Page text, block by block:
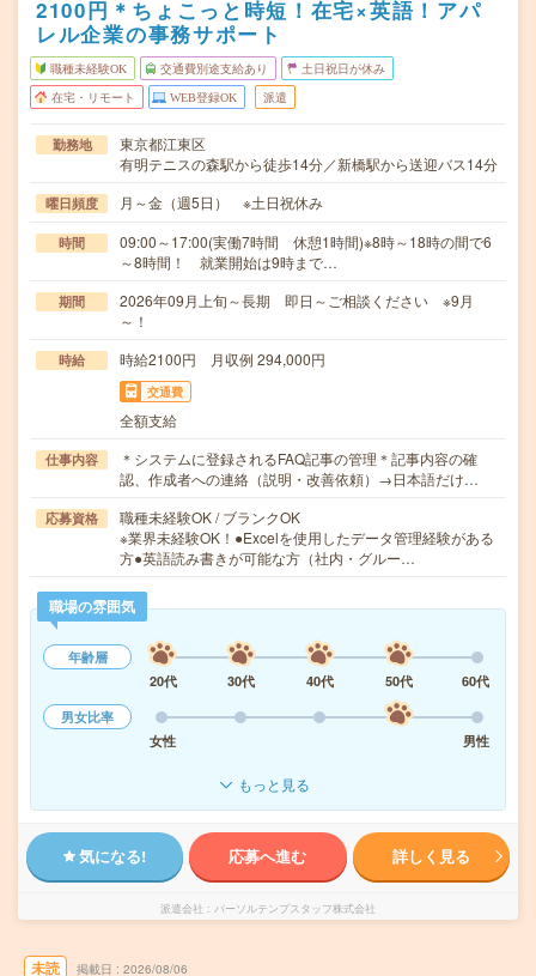
2100円＊ちょこっと時短！在宅×英語！アパ
レル企業の事務サポート
職種未経験OK 交通費別途支給あり 土日祝日が休み
在宅・リモート WEB登録OK 派遣
勤務地
東京都江東区
有明テニスの森駅から徒歩14分／新橋駅から送迎バス14分
曜日頻度 月～金（週5日） ※土日祝休み
時間
09:00～17:00(実働7時間 休憩1時間)※8時～18時の間で6
～8時間！ 就業開始は9時まで…
期間
2026年09月上旬～長期 即日～ご相談ください ※9月
～！
時給 時給2100円 月収例 294,000円
交通費
全額支給
仕事内容
＊システムに登録されるFAQ記事の管理＊記事内容の確
認、作成者への連絡（説明・改善依頼）→日本語だけ…
応募資格
職種未経験OK / ブランクOK
※業界未経験OK！●Excelを使用したデータ管理経験がある
方●英語読み書きが可能な方（社内・グルー…
職場の雰囲気
年齢層
20代
30代 40代 50代
60代
男女比率
女性
男性
もっと見る
気になる! 応募へ進む 詳しく見る
派遣会社 パーソルテンプスタッフ株式会社
未読 掲載日 2026/08/06